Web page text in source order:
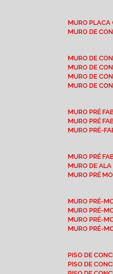
MURO
MURO DE
MURO DE
MURO DE
MURO DE
MURO DE
MURO PRÉ
MURO PRÉ
MURO PRÉ-
MURO PRÉ
MURO DE
MURO PRÉ
MURO PRÉ-
MURO PRÉ-
MURO PRÉ-
MURO PRÉ-
PISO DE
PISO DE